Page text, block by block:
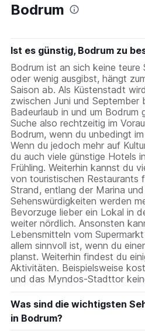
Bodrum
Ist es günstig, Bodrum zu
Bodrum ist an sich keine
oder wenig ausgibst, hängt
Saison ab. Als Küstenstadt
zwischen Juni und September
Badeurlaub in und um Bodrum
Suche also rechtzeitig im
Bodrum, wenn du unbedingt
Wenn du jedoch mehr auf
du auch viele günstige Hotels
Frühling. Weiterhin kannst du
von touristischen Restaurants
Strand, entlang der Marina
Sehenswürdigkeiten werden
Bevorzuge lieber ein Lokal in
weiter nördlich. Ansonsten
Lebensmitteln vom
allem sinnvoll ist, wenn du
planst. Weiterhin findest du
Aktivitäten. Beispielsweise
und das Myndos-Stadttor
Was sind die wichtigsten
in Bodrum?